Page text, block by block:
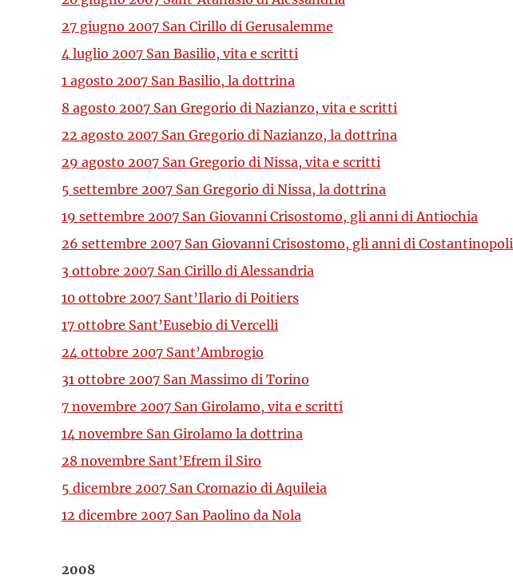
27 giugno 2007 San Cirillo di Gerusalemme
4 luglio 2007 San Basilio, vita e scritti
1 agosto 2007 San Basilio, la dottrina
8 agosto 2007 San Gregorio di Nazianzo, vita e scritti
22 agosto 2007 San Gregorio di Nazianzo, la dottrina
29 agosto 2007 San Gregorio di Nissa, vita e scritti
5 settembre 2007 San Gregorio di Nissa, la dottrina
19 settembre 2007 San Giovanni Crisostomo, gli anni di Antiochia
26 settembre 2007 San Giovanni Crisostomo, gli anni di Costantinopoli
3 ottobre 2007 San Cirillo di Alessandria
10 ottobre 2007 Sant’Ilario di Poitiers
17 ottobre Sant’Eusebio di Vercelli
24 ottobre 2007 Sant’Ambrogio
31 ottobre 2007 San Massimo di Torino
7 novembre 2007 San Girolamo, vita e scritti
14 novembre San Girolamo la dottrina
28 novembre Sant’Efrem il Siro
5 dicembre 2007 San Cromazio di Aquileia
12 dicembre 2007 San Paolino da Nola
2008